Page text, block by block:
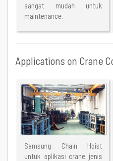
sangat mudah untuk
maintenance.
Applications on Crane
Samsung Chain Hoist
untuk aplikasi crane jenis